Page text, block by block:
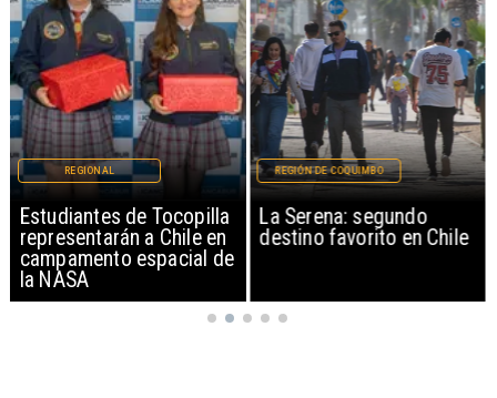
Estudiantes de Tocopilla
representarán a Chile en
campamento espacial de
la NASA
REGIONAL
La Serena: segundo
destino favorito en Chile
REGIÓN DE COQUIMBO